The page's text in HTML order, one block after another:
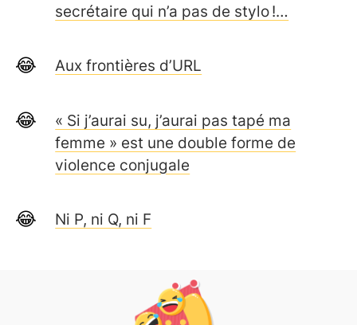
secrétaire qui n’a pas de stylo !…
Aux frontières d’URL
« Si j’aurai su, j’aurai pas tapé ma
femme » est une double forme de
violence conjugale
Ni P, ni Q, ni F